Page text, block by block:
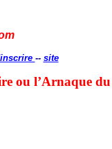
-- site
ou l’Arnaque du